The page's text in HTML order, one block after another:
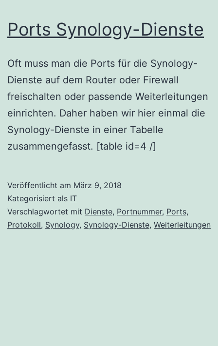
Ports Synology-Dienste
Oft muss man die Ports für die Synology-
Dienste auf dem Router oder Firewall
freischalten oder passende Weiterleitungen
einrichten. Daher haben wir hier einmal die
Synology-Dienste in einer Tabelle
zusammengefasst. [table id=4 /]
Veröffentlicht am März 9, 2018
Kategorisiert als IT
Verschlagwortet mit Dienste, Portnummer, Ports,
Protokoll, Synology, Synology-Dienste, Weiterleitungen